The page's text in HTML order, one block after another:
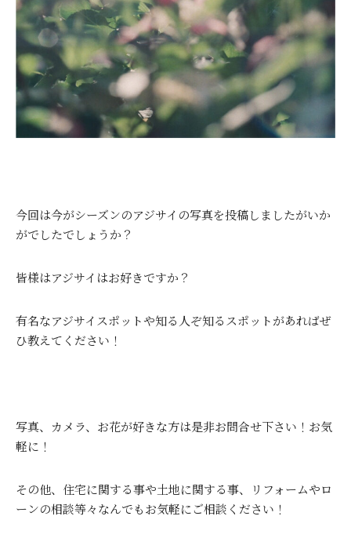
今回は今がシーズンのアジサイの写真を投稿しましたがいか
がでしたでしょうか？
皆様はアジサイはお好きですか？
有名なアジサイスポットや知る人ぞ知るスポットがあればぜ
ひ教えてください！
写真、カメラ、お花が好きな方は是非お問合せ下さい！お気
軽に！
その他、住宅に関する事や土地に関する事、リフォームやロ
ーンの相談等々なんでもお気軽にご相談ください！